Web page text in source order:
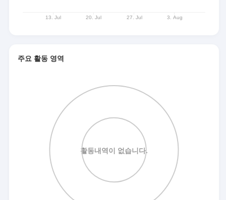
주요 활동 영역